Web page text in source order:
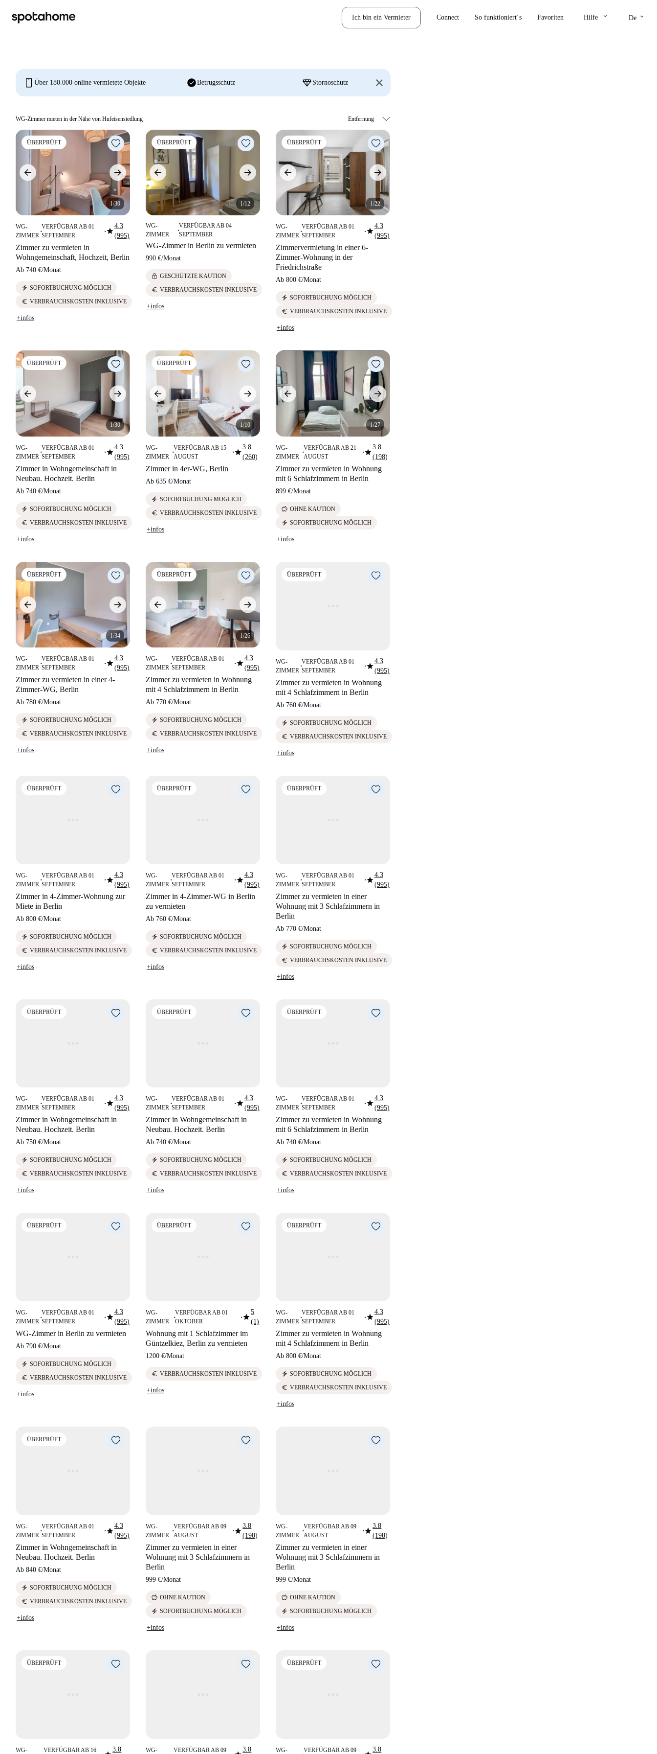
Ich bin ein Vermieter Connect So funktioniert´s Favoriten Hilfe keyboard_arrow_down De keyboard_arrow_down
mobile Über 180.000 online vermietete Objekte check_circleBetrugsschutz diamond Stornoschutz
WG-Zimmer mieten in der Nähe von Hufeisensiedlung
ÜBERPRÜFT
1/30
WG-
ZIMMER
■
VERFÜGBAR AB 01
SEPTEMBER
■star4.3
(995)
Zimmer zu vermieten in
Wohngemeinschaft, Hochzeit, Berlin
Ab 740 €/Monat
electric_bolt SOFORTBUCHUNG MÖGLICH
euro VERBRAUCHSKOSTEN INKLUSIVE
+infos
ÜBERPRÜFT
1/12
WG-
ZIMMER
■
VERFÜGBAR AB 04
SEPTEMBER
WG-Zimmer in Berlin zu vermieten
990 €/Monat
lock GESCHÜTZTE KAUTION
euro VERBRAUCHSKOSTEN INKLUSIVE
+infos
ÜBERPRÜFT
1/22
WG-
ZIMMER
■
VERFÜGBAR AB 01
SEPTEMBER
■star4.3
(995)
Zimmervermietung in einer 6-
Zimmer-Wohnung in der
Friedrichstraße
Ab 800 €/Monat
electric_bolt SOFORTBUCHUNG MÖGLICH
euro VERBRAUCHSKOSTEN INKLUSIVE
+infos
ÜBERPRÜFT
1/30
WG-
ZIMMER
■
VERFÜGBAR AB 01
SEPTEMBER
■star4.3
(995)
Zimmer in Wohngemeinschaft in
Neubau. Hochzeit. Berlin
Ab 740 €/Monat
electric_bolt SOFORTBUCHUNG MÖGLICH
euro VERBRAUCHSKOSTEN INKLUSIVE
+infos
ÜBERPRÜFT
1/10
WG-
ZIMMER
■
VERFÜGBAR AB 15
AUGUST
■star3.8
(260)
Zimmer in 4er-WG, Berlin
Ab 635 €/Monat
electric_bolt SOFORTBUCHUNG MÖGLICH
euro VERBRAUCHSKOSTEN INKLUSIVE
+infos
1/27
WG-
ZIMMER
■
VERFÜGBAR AB 21
AUGUST
■star3.8
(198)
Zimmer zu vermieten in Wohnung
mit 6 Schlafzimmern in Berlin
899 €/Monat
savings OHNE KAUTION
electric_bolt SOFORTBUCHUNG MÖGLICH
+infos
ÜBERPRÜFT
1/34
WG-
ZIMMER
■
VERFÜGBAR AB 01
SEPTEMBER
■star4.3
(995)
Zimmer zu vermieten in einer 4-
Zimmer-WG, Berlin
Ab 780 €/Monat
electric_bolt SOFORTBUCHUNG MÖGLICH
euro VERBRAUCHSKOSTEN INKLUSIVE
+infos
ÜBERPRÜFT
1/26
WG-
ZIMMER
■
VERFÜGBAR AB 01
SEPTEMBER
■star4.3
(995)
Zimmer zu vermieten in Wohnung
mit 4 Schlafzimmern in Berlin
Ab 770 €/Monat
electric_bolt SOFORTBUCHUNG MÖGLICH
euro VERBRAUCHSKOSTEN INKLUSIVE
+infos
ÜBERPRÜFT
WG-
ZIMMER
■
VERFÜGBAR AB 01
SEPTEMBER
■star4.3
(995)
Zimmer zu vermieten in Wohnung
mit 4 Schlafzimmern in Berlin
Ab 760 €/Monat
electric_bolt SOFORTBUCHUNG MÖGLICH
euro VERBRAUCHSKOSTEN INKLUSIVE
+infos
ÜBERPRÜFT
WG-
ZIMMER
■
VERFÜGBAR AB 01
SEPTEMBER
■star4.3
(995)
Zimmer in 4-Zimmer-Wohnung zur
Miete in Berlin
Ab 800 €/Monat
electric_bolt SOFORTBUCHUNG MÖGLICH
euro VERBRAUCHSKOSTEN INKLUSIVE
+infos
ÜBERPRÜFT
WG-
ZIMMER
■
VERFÜGBAR AB 01
SEPTEMBER
■star4.3
(995)
Zimmer in 4-Zimmer-WG in Berlin
zu vermieten
Ab 760 €/Monat
electric_bolt SOFORTBUCHUNG MÖGLICH
euro VERBRAUCHSKOSTEN INKLUSIVE
+infos
ÜBERPRÜFT
WG-
ZIMMER
■
VERFÜGBAR AB 01
SEPTEMBER
■star4.3
(995)
Zimmer zu vermieten in einer
Wohnung mit 3 Schlafzimmern in
Berlin
Ab 770 €/Monat
electric_bolt SOFORTBUCHUNG MÖGLICH
euro VERBRAUCHSKOSTEN INKLUSIVE
+infos
ÜBERPRÜFT
WG-
ZIMMER
■
VERFÜGBAR AB 01
SEPTEMBER
■star4.3
(995)
Zimmer in Wohngemeinschaft in
Neubau. Hochzeit. Berlin
Ab 750 €/Monat
electric_bolt SOFORTBUCHUNG MÖGLICH
euro VERBRAUCHSKOSTEN INKLUSIVE
+infos
ÜBERPRÜFT
WG-
ZIMMER
■
VERFÜGBAR AB 01
SEPTEMBER
■star4.3
(995)
Zimmer in Wohngemeinschaft in
Neubau. Hochzeit. Berlin
Ab 740 €/Monat
electric_bolt SOFORTBUCHUNG MÖGLICH
euro VERBRAUCHSKOSTEN INKLUSIVE
+infos
ÜBERPRÜFT
WG-
ZIMMER
■
VERFÜGBAR AB 01
SEPTEMBER
■star4.3
(995)
Zimmer zu vermieten in Wohnung
mit 6 Schlafzimmern in Berlin
Ab 740 €/Monat
electric_bolt SOFORTBUCHUNG MÖGLICH
euro VERBRAUCHSKOSTEN INKLUSIVE
+infos
ÜBERPRÜFT
WG-
ZIMMER
■
VERFÜGBAR AB 01
SEPTEMBER
■star4.3
(995)
WG-Zimmer in Berlin zu vermieten
Ab 790 €/Monat
electric_bolt SOFORTBUCHUNG MÖGLICH
euro VERBRAUCHSKOSTEN INKLUSIVE
+infos
ÜBERPRÜFT
WG-
ZIMMER
■
VERFÜGBAR AB 01
OKTOBER
■star5
(1)
Wohnung mit 1 Schlafzimmer im
Güntzelkiez, Berlin zu vermieten
1200 €/Monat
euro VERBRAUCHSKOSTEN INKLUSIVE
+infos
ÜBERPRÜFT
WG-
ZIMMER
■
VERFÜGBAR AB 01
SEPTEMBER
■star4.3
(995)
Zimmer zu vermieten in Wohnung
mit 4 Schlafzimmern in Berlin
Ab 800 €/Monat
electric_bolt SOFORTBUCHUNG MÖGLICH
euro VERBRAUCHSKOSTEN INKLUSIVE
+infos
ÜBERPRÜFT
WG-
ZIMMER
■
VERFÜGBAR AB 01
SEPTEMBER
■star4.3
(995)
Zimmer in Wohngemeinschaft in
Neubau. Hochzeit. Berlin
Ab 840 €/Monat
electric_bolt SOFORTBUCHUNG MÖGLICH
euro VERBRAUCHSKOSTEN INKLUSIVE
+infos
WG-
ZIMMER
■
VERFÜGBAR AB 09
AUGUST
■star3.8
(198)
Zimmer zu vermieten in einer
Wohnung mit 3 Schlafzimmern in
Berlin
999 €/Monat
savings OHNE KAUTION
electric_bolt SOFORTBUCHUNG MÖGLICH
+infos
WG-
ZIMMER
■
VERFÜGBAR AB 09
AUGUST
■star3.8
(198)
Zimmer zu vermieten in einer
Wohnung mit 3 Schlafzimmern in
Berlin
999 €/Monat
savings OHNE KAUTION
electric_bolt SOFORTBUCHUNG MÖGLICH
+infos
ÜBERPRÜFT
WG- VERFÜGBAR AB 16 3.8 WG- VERFÜGBAR AB 09 3.8
ÜBERPRÜFT
WG- VERFÜGBAR AB 09 3.8